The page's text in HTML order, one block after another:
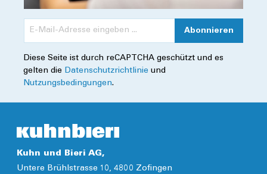
Abonnieren
Diese Seite ist durch reCAPTCHA geschützt und es
gelten die Datenschutzrichtlinie und
Nutzungsbedingungen.
Kuhn und Bieri AG,
Untere Brühlstrasse 10, 4800 Zofingen